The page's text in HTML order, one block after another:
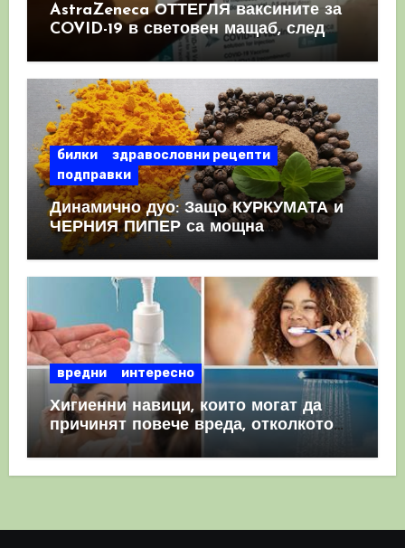
AstraZeneca ОТТЕГЛЯ ваксините за
COVID-19 в световен мащаб, след
като призна, че те причиняват
КРЪВНИ съсиреци
билки
здравословни рецепти
подправки
Динамично дуо: Защо КУРКУМАТА и
ЧЕРНИЯ ПИПЕР са мощна
комбинация
вредни интересно
Хигиенни навици, които могат да
причинят повече вреда, отколкото
полза